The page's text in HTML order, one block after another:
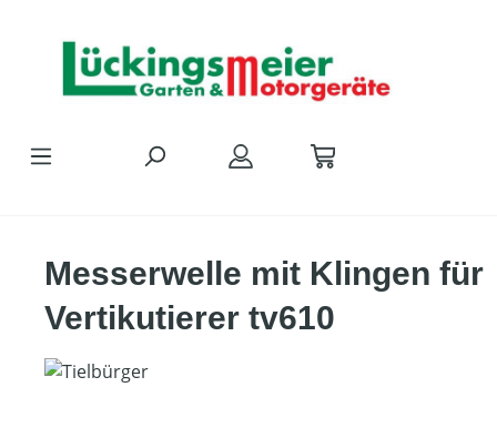
Messerwelle mit Klingen für
Vertikutierer tv610